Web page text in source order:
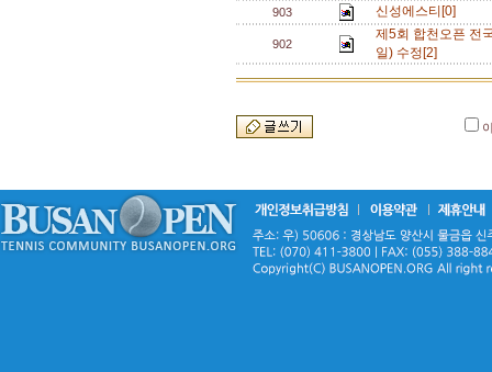
903 신성에스티[0]
902
제5회 합천오픈 전
일) 수정[2]